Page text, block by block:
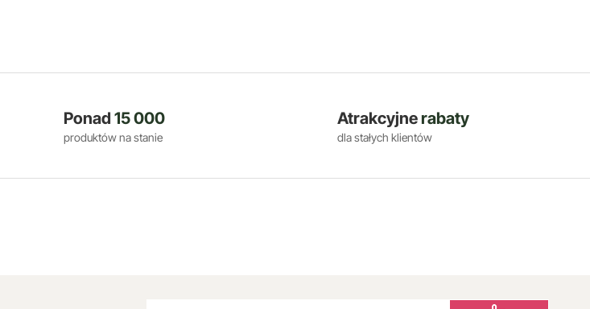
Ponad 15 000
produktów na stanie
Atrakcyjnerabaty
dla stałych klientów